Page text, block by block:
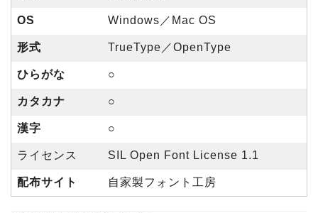
OS Windows／Mac OS
形式 TrueType／OpenType
ひらがな ○
カタカナ ○
漢字 ○
ライセンス SIL Open Font License 1.1
配布サイト 自家製フォント工房